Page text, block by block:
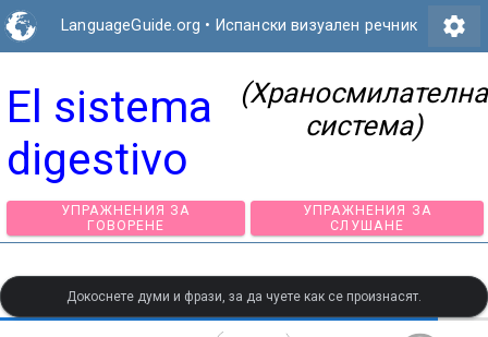
LanguageGuide.org • Испански визуален речник settings
El sistema
digestivo
(Храносмилателна
система)
УПРАЖНЕНИЯ ЗА
УПРАЖНЕНИЯ
Докоснете думи и фрази, за да чуете как се произнасят.